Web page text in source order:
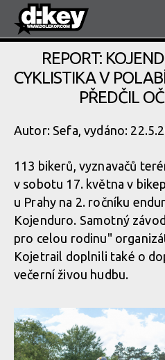
REPORT:
CYKLISTIKA V
PŘEDČIL
Autor: Sefa, vydáno:
113 bikerů, vyznavačů
v sobotu 17. května v
u Prahy na 2. ročníku
Kojenduro. Samotný
pro celou rodinu"
Kojetrail doplnili také o
večerní živou hudbu.